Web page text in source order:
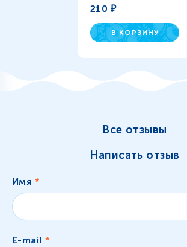
210 ₽
В КОРЗИНУ
Все отзывы
Написать отзыв
Имя *
E-mail*